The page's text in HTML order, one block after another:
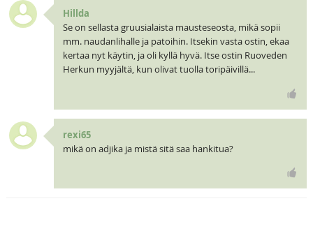
Hillda
Se on sellasta gruusialaista mausteseosta, mikä sopii
mm. naudanlihalle ja patoihin. Itsekin vasta ostin, ekaa
kertaa nyt käytin, ja oli kyllä hyvä. Itse ostin Ruoveden
Herkun myyjältä, kun olivat tuolla toripäivillä...
rexi65
mikä on adjika ja mistä sitä saa hankitua?